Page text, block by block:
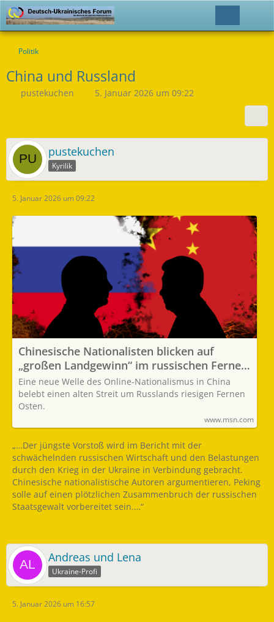
Politik
China und Russland
pustekuchen 5. Januar 2026 um 09:22
pustekuchen
Kyrilik
5. Januar 2026 um 09:22
Chinesische Nationalisten blicken auf
„großen Landgewinn“ im russischen Fernen
Osten
Eine neue Welle des Online-Nationalismus in China
belebt einen alten Streit um Russlands riesigen Fernen
Osten.
www.msn.com
„…Der jüngste Vorstoß wird im Bericht mit der
schwächelnden russischen Wirtschaft und den Belastungen
durch den Krieg in der Ukraine in Verbindung gebracht.
Chinesische nationalistische Autoren argumentieren, Peking
solle auf einen plötzlichen Zusammenbruch der russischen
Staatsgewalt vorbereitet sein.…“
Andreas und Lena
Ukraine-Profi
5. Januar 2026 um 16:57